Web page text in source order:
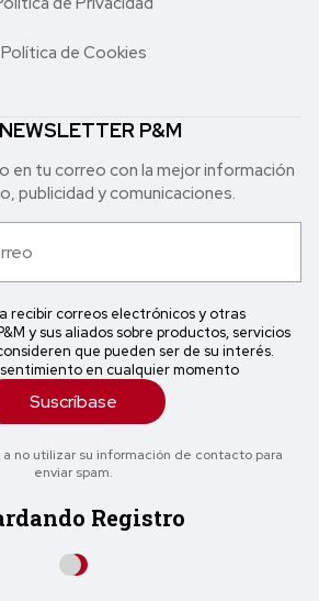
Política de Cookies
NEWSLETTER P&M
en tu correo con la mejor in formación
publicidad y comunicaciones.
recibir correos electrónicos y otras
y sus aliados sobre productos, servicios
que pueden ser de su interés.
en cualquier momento
Suscríbase
no utilizar su información de contacto para
enviar spam.
Registro